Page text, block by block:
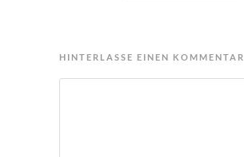
HINTERLASSE EINEN KOMMENTAR